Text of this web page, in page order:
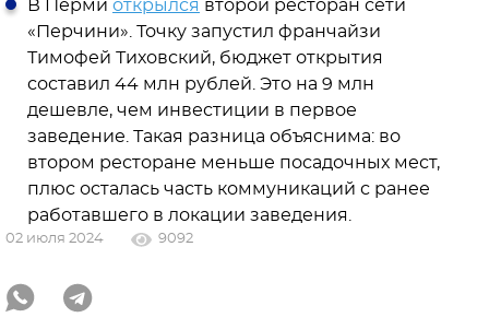
В Перми открылся второй ресторан сети
«Перчини». Точку запустил франчайзи
Тимофей Тиховский, бюджет открытия
составил 44 млн рублей. Это на 9 млн
дешевле, чем инвестиции в первое
заведение. Такая разница объяснима: во
втором ресторане меньше посадочных мест,
плюс осталась часть коммуникаций с ранее
работавшего в локации заведения.
02 июля 2024 9092